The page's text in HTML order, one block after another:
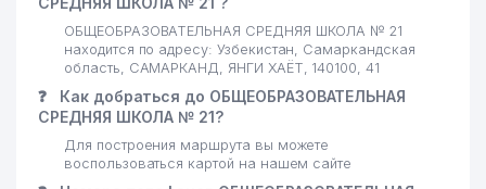
ОБЩЕОБРАЗОВАТЕЛЬНАЯ СРЕДНЯЯ ШКОЛА № 21
находится по адресу: Узбекистан, Самаркандская
область, САМАРКАНД, ЯНГИ ХАЁТ, 140100, 41
❓
Как добраться до ОБЩЕОБРАЗОВАТЕЛЬНАЯ
СРЕДНЯЯ ШКОЛА № 21?
Для построения маршрута вы можете
воспользоваться картой на нашем сайте